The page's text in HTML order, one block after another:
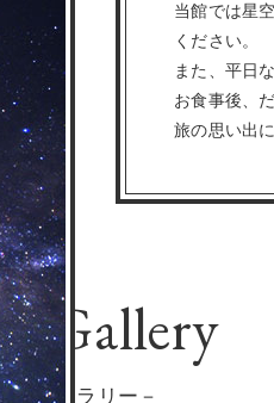
当館では星
ください。
また、平日
お食事後、
旅の思い出
Gallery
トギャラリー－